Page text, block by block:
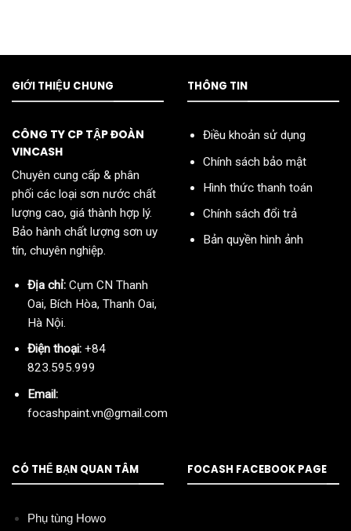
GIỚI THIỆU CHUNG
CÔNG TY CP TẬP ĐOÀN
VINCASH
Chuyên cung cấp & phân
phối các loại sơn nước chất
lượng cao, giá thành hợp lý.
Bảo hành chất lượng sơn uy
tín, chuyên nghiệp.
Địa chỉ:Cụm CN Thanh
Oai, Bích Hòa, Thanh Oai,
Hà Nội.
Điện thoại:+84
823.595.999
Email:
focashpaint.vn@gmail.com
THÔNG TIN
Điều khoản sử dụng
Chính sách bảo mật
Hình thức thanh toán
Chính sách đổi trả
Bản quyền hình ảnh
CÓ THỂ BẠN QUAN TÂM
Phụ tùng Howo
FOCASH FACEBOOK PAGE